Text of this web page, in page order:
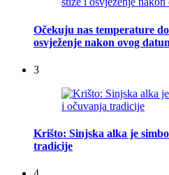
Očekuju nas temperature
osvježenje nakon ovog
3
Krišto: Sinjska alka je
tradicije